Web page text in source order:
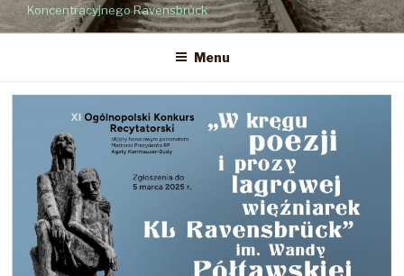
Koncentracyjnego Ravensbrück
Menu